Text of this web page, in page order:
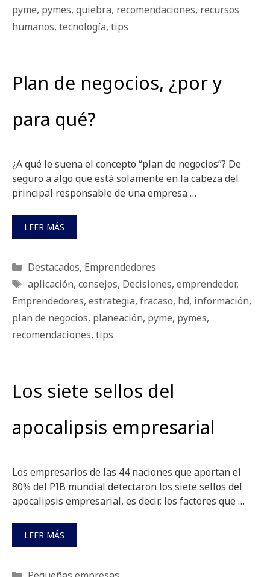
pyme, pymes, quiebra, recomendaciones, recursos
humanos, tecnología, tips
Plan de negocios, ¿por y
para qué?
¿A qué le suena el concepto “plan de negocios”? De
seguro a algo que está solamente en la cabeza del
principal responsable de una empresa …
LEER MÁS
Categorías
Destacados, Emprendedores
Etiquetas
aplicación, consejos, Decisiones, emprendedor,
Emprendedores, estrategia, fracaso, hd, información,
plan de negocios, planeación, pyme, pymes,
recomendaciones, tips
Los siete sellos del
apocalipsis empresarial
Los empresarios de las 44 naciones que aportan el
80% del PIB mundial detectaron los siete sellos del
apocalipsis empresarial, es decir, los factores que …
LEER MÁS
Categorías